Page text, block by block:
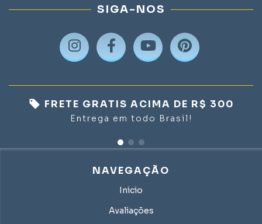
SIGA-NOS
FRETE GRATIS ACIMA DE R$ 300
Entrega em todo Brasil!
NAVEGAÇÃO
Inicio
Avaliações